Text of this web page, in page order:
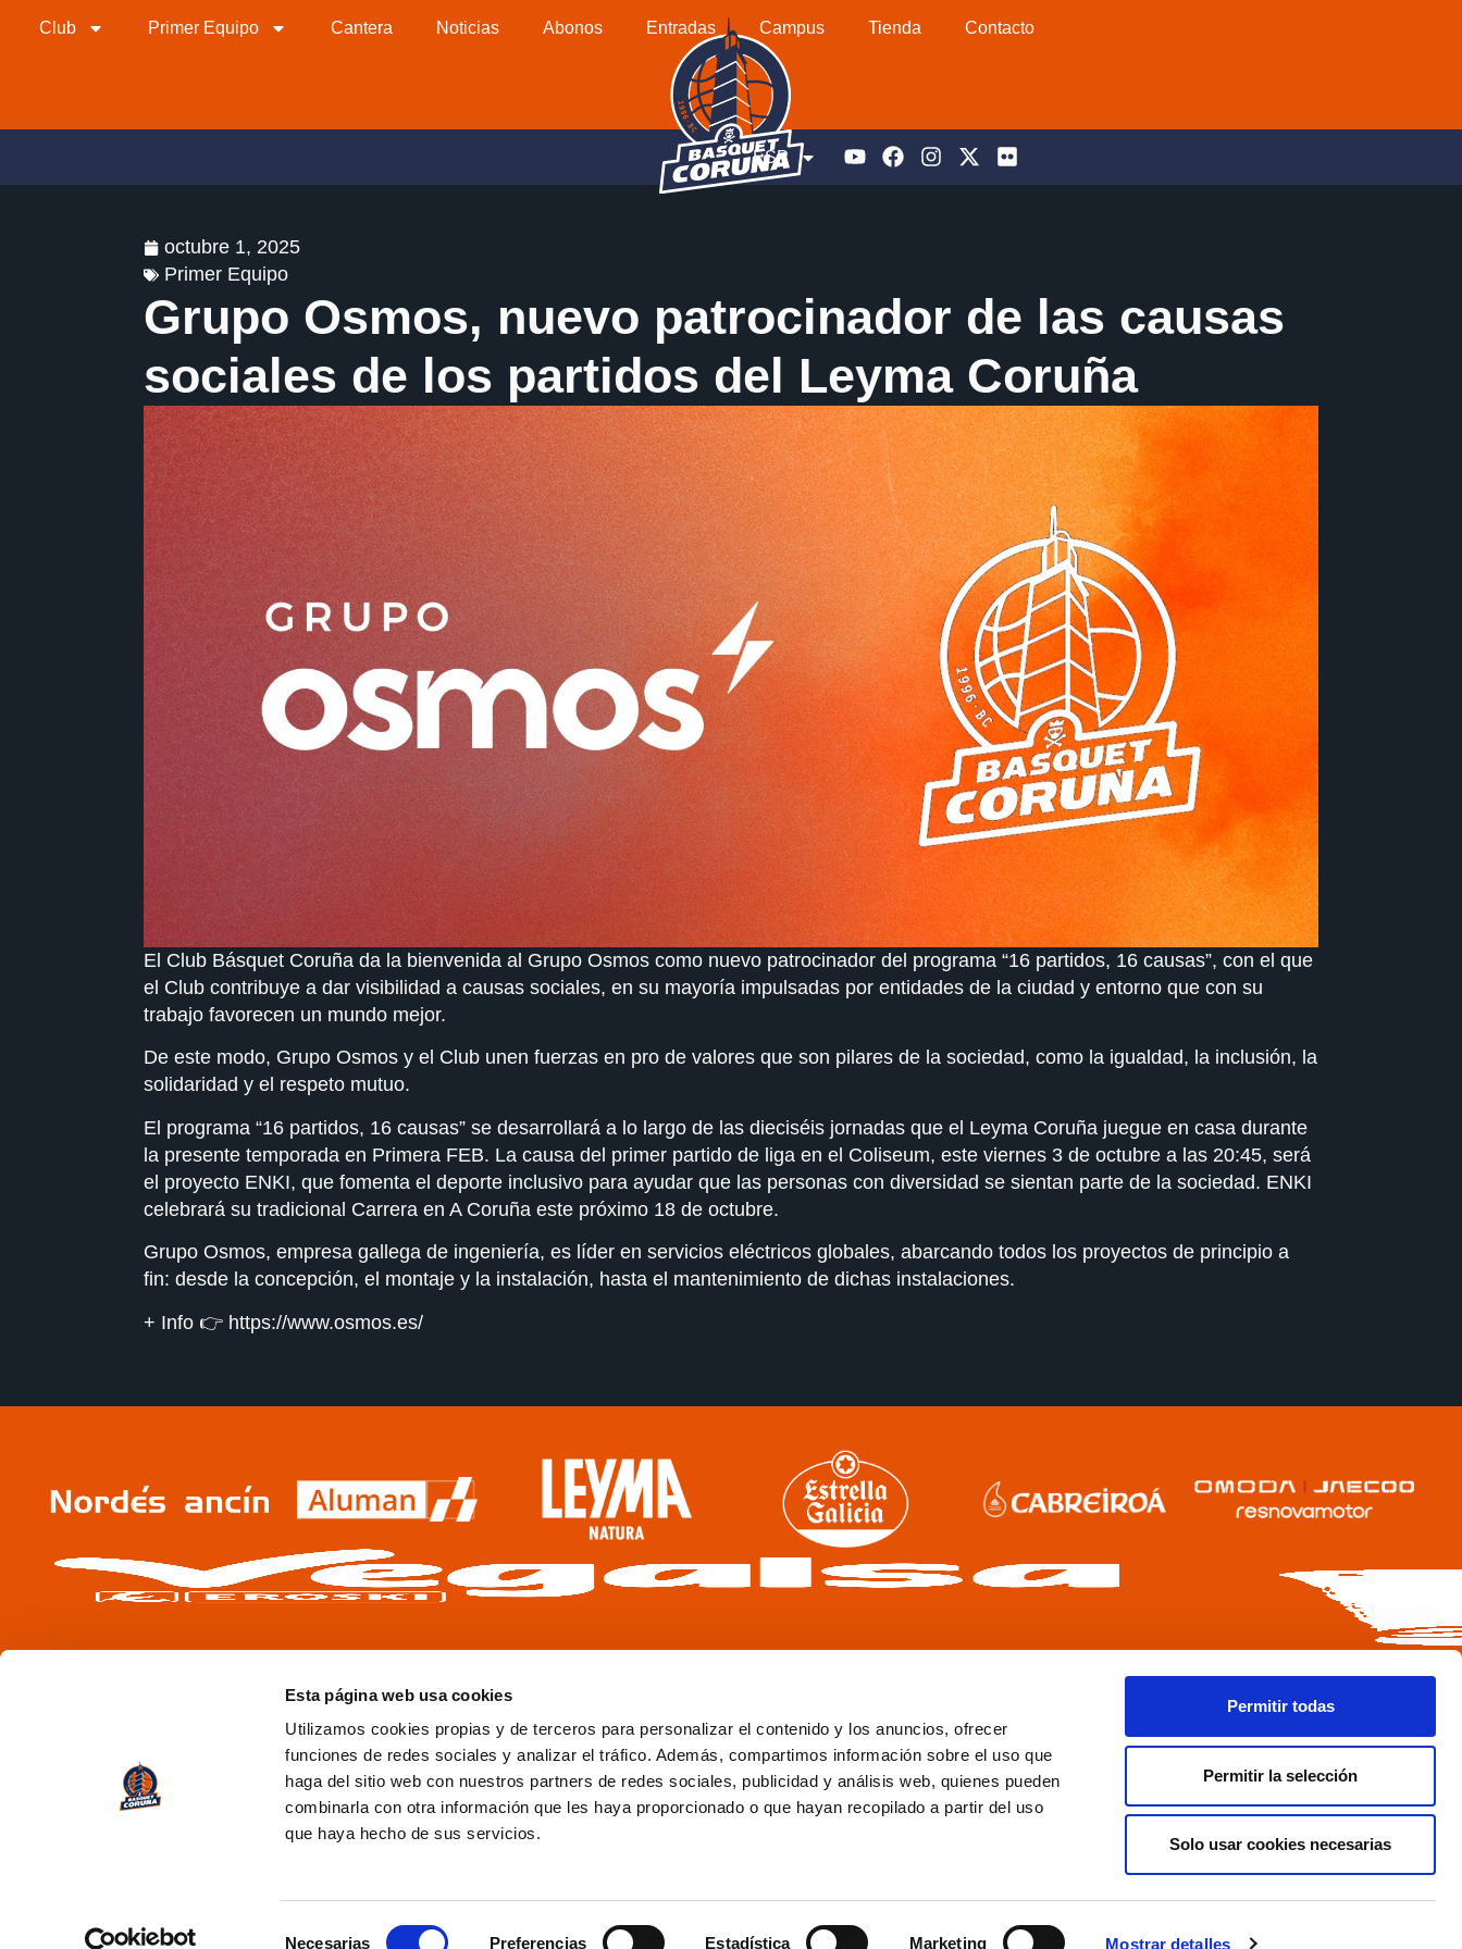
Esta página web usa cookies
Utilizamos cookies propias y de terceros para personalizar el contenido y los anuncios, ofrecer
funciones de redes sociales y analizar el tráfico. Además, compartimos información sobre el uso que
haga del sitio web con nuestros partners de redes sociales, publicidad y análisis web, quienes pueden
combinarla con otra información que les haya proporcionado o que hayan recopilado a partir del uso
que haya hecho de sus servicios.
Necesarias Preferencias Estadística Marketing Mostrar detalles
Permitir todas
Permitir la selección
Solo usar cookies necesarias
Club Primer Equipo Cantera Noticias Abonos Entradas Campus Tienda Contacto
ESP
octubre 1, 2025
Primer Equipo
Grupo Osmos, nuevo patrocinador de las causas
sociales de los partidos del Leyma Coruña
El Club Básquet Coruña da la bienvenida al Grupo Osmos como nuevo patrocinador del programa “16 partidos, 16 causas”, con el que
el Club contribuye a dar visibilidad a causas sociales, en su mayoría impulsadas por entidades de la ciudad y entorno que con su
trabajo favorecen un mundo mejor.
De este modo, Grupo Osmos y el Club unen fuerzas en pro de valores que son pilares de la sociedad, como la igualdad, la inclusión, la
solidaridad y el respeto mutuo.
El programa “16 partidos, 16 causas” se desarrollará a lo largo de las dieciséis jornadas que el Leyma Coruña juegue en casa durante
la presente temporada en Primera FEB. La causa del primer partido de liga en el Coliseum, este viernes 3 de octubre a las 20:45, será
el proyecto ENKI, que fomenta el deporte inclusivo para ayudar que las personas con diversidad se sientan parte de la sociedad. ENKI
celebrará su tradicional Carrera en A Coruña este próximo 18 de octubre.
Grupo Osmos, empresa gallega de ingeniería, es líder en servicios eléctricos globales, abarcando todos los proyectos de principio a
fin: desde la concepción, el montaje y la instalación, hasta el mantenimiento de dichas instalaciones.
+ Info 👉​ https://www.osmos.es/